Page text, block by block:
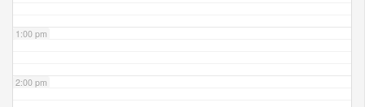
1:00 pm
2:00 pm